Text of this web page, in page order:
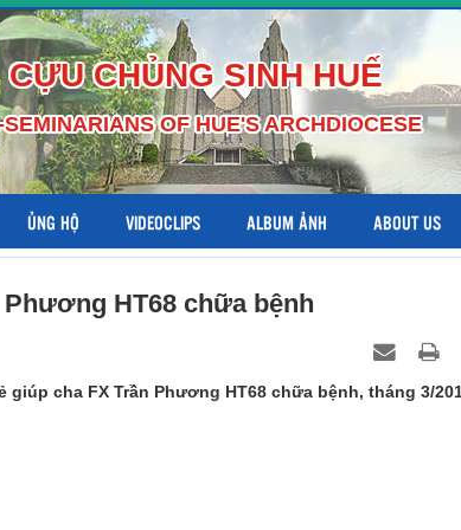
CỰU CHỦNG SINH HUẾ
SEMINARIANS OF HUE'S ARCHDIOCESE
ỦNG HỘ VIDEOCLIPS ALBUM ẢNH ABOUT US
HT68 chữa bệnh
giúp cha FX Trần Phương HT68 chữa bệnh, tháng 3/